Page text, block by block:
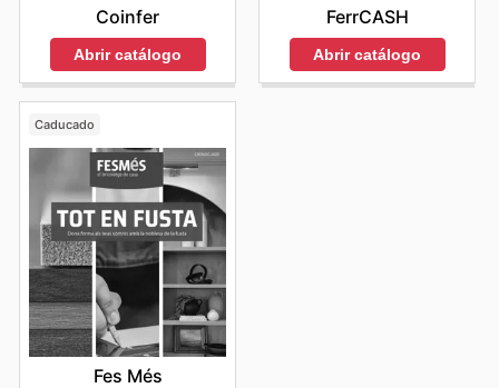
Coinfer
Abrir catálogo
FerrCASH
Abrir catálogo
Caducado
Fes Més